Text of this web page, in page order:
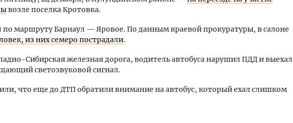
возле поселка Кротовка.
по маршруту Барнаул — Яровое. По данным краевой прокуратуры, в салоне
из них семеро пострадали.
Сибирская железная дорога, водитель автобуса нарушил ПДД и выехал
светозвуковой сигнал.
что еще до ДТП обратили внимание на автобус, который ехал слишком